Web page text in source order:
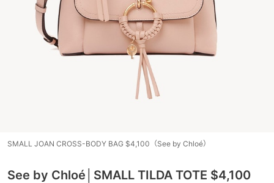
SMALL JOAN CROSS-BODY BAG $4,100（See by Chloé）
See by Chloé│SMALL TILDA TOTE $4,100